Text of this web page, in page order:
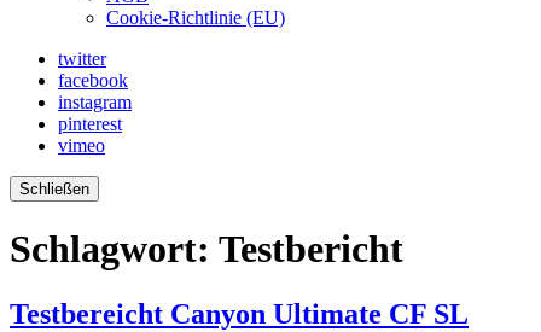
Cookie-Richtlinie (EU)
twitter
facebook
instagram
pinterest
vimeo
Schließen
Schlagwort: Testbericht
Testbereicht Canyon Ultimate CF SL